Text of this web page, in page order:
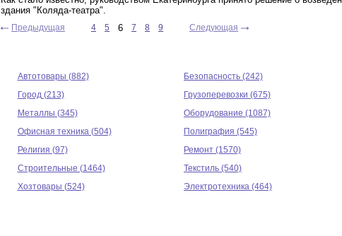
здания "Коляда-театра".
Предыдущая 4 5 6 7 8 9 Следующая
Автотовары (882) Безопасность (242)
Город (213) Грузоперевозки (675)
Металлы (345) Оборудование (1087)
Офисная техника (504) Полиграфия (545)
Религия (97) Ремонт (1570)
Строительные (1464) Текстиль (540)
Хозтовары (524) Электротехника (464)